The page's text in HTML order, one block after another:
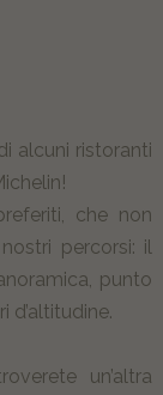
alcuni ristoranti
che non
percorsi: il
punto
d’altitudine.
un’altra